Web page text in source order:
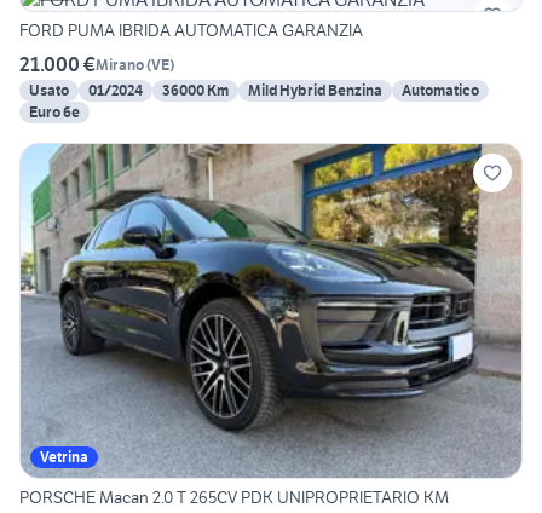
FORD PUMA IBRIDA AUTOMATICA GARANZIA
21.000 €Mirano(VE)
Usato
01/2024 36000 Km Mild Hybrid Benzina
Automatico
Euro 6e
Vetrina
PORSCHE Macan 2.0 T 265CV PDK UNIPROPRIETARIO KM